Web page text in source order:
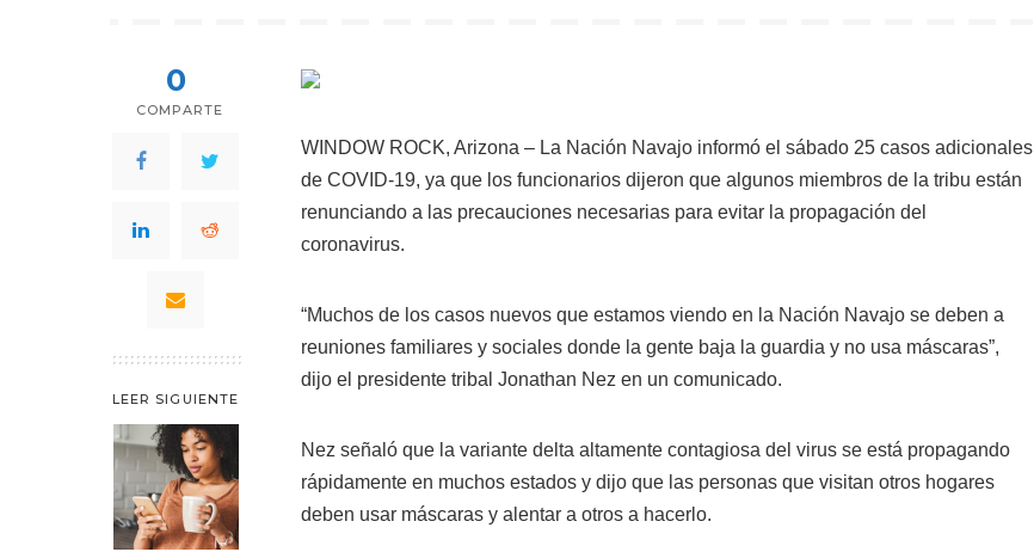
0
COMPARTE
LEER SIGUIENTE
WINDOW ROCK, Arizona – La Nación Navajo informó el sábado 25 casos adicionales
de COVID-19, ya que los funcionarios dijeron que algunos miembros de la tribu están
renunciando a las precauciones necesarias para evitar la propagación del
coronavirus.
“Muchos de los casos nuevos que estamos viendo en la Nación Navajo se deben a
reuniones familiares y sociales donde la gente baja la guardia y no usa máscaras”,
dijo el presidente tribal Jonathan Nez en un comunicado.
Nez señaló que la variante delta altamente contagiosa del virus se está propagando
rápidamente en muchos estados y dijo que las personas que visitan otros hogares
deben usar máscaras y alentar a otros a hacerlo.